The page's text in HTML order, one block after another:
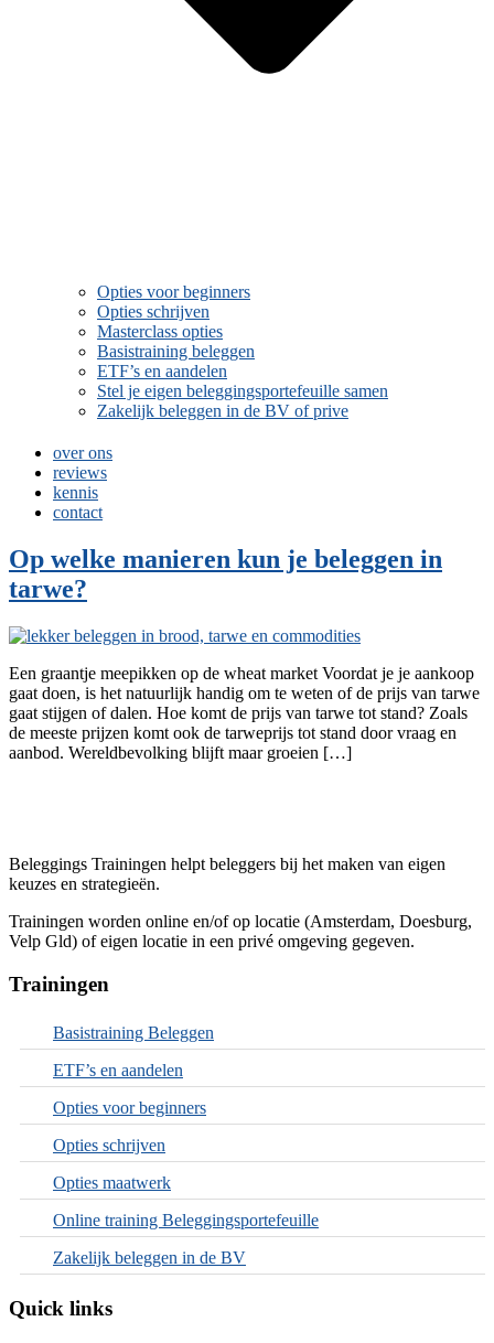
Opties voor beginners
Opties schrijven
Masterclass opties
Basistraining beleggen
ETF’s en aandelen
Stel je eigen beleggingsportefeuille samen
Zakelijk beleggen in de BV of prive
over ons
reviews
kennis
contact
Op welke manieren kun je beleggen in
tarwe?
Een graantje meepikken op de wheat market Voordat je je aankoop
gaat doen, is het natuurlijk handig om te weten of de prijs van tarwe
gaat stijgen of dalen. Hoe komt de prijs van tarwe tot stand? Zoals
de meeste prijzen komt ook de tarweprijs tot stand door vraag en
aanbod. Wereldbevolking blijft maar groeien […]
Beleggings Trainingen helpt beleggers bij het maken van eigen
keuzes en strategieën.
Trainingen worden online en/of op locatie (Amsterdam, Doesburg,
Velp Gld) of eigen locatie in een privé omgeving gegeven.
Trainingen
Basistraining Beleggen
ETF’s en aandelen
Opties voor beginners
Opties schrijven
Opties maatwerk
Online training Beleggingsportefeuille
Zakelijk beleggen in de BV
Quick links